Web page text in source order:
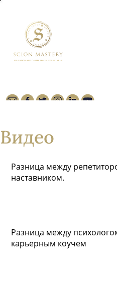
Видео
Разница между
наставником.
Разница между
карьерным коучем